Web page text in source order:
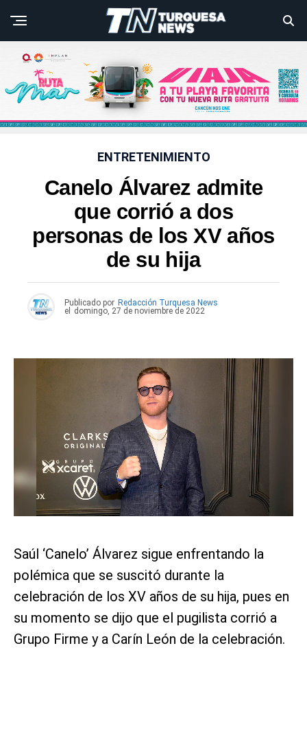
ENTRETENIMIENTO
Canelo Álvarez admite
que corrió a dos
personas de los XV años
de su hija
Publicado por Redacción Turquesa News
el
domingo, 27 de noviembre de 2022
Saúl ‘Canelo’ Álvarez sigue enfrentando la
polémica que se suscitó durante la
celebración de los XV años de su hija, pues en
su momento se dijo que el pugilista corrió a
Grupo Firme y a Carín León de la celebración.